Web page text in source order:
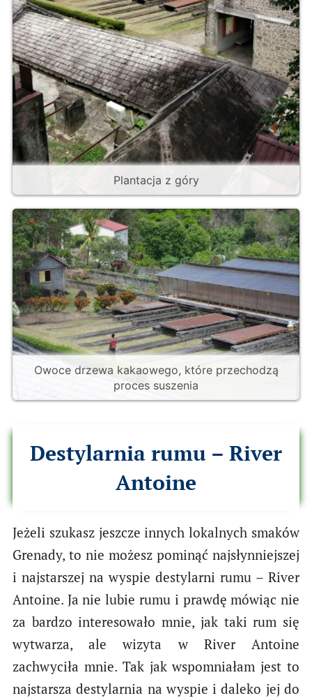
Plantacja z góry
Owoce drzewa kakaowego, które przechodzą
proces suszenia
Destylarnia rumu – River
Antoine
Jeżeli szukasz jeszcze innych lokalnych smaków
Grenady, to nie możesz pominąć najsłynniejszej
i najstarszej na wyspie destylarni rumu – River
Antoine. Ja nie lubie rumu i prawdę mówiąc nie
za bardzo interesowało mnie, jak taki rum się
wytwarza, ale wizyta w River Antoine
zachwyciła mnie. Tak jak wspomniałam jest to
najstarsza destylarnia na wyspie i daleko jej do